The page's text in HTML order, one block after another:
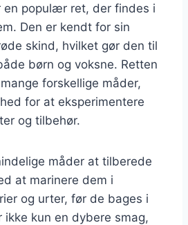
en populær ret, der findes i
Den er kendt for sin
skind, hvilket gør den til
børn og voksne. Retten
forskellige måder,
for at eksperimentere
og tilbehør.
måder at tilberede
at marinere dem i
og urter, før de bages i
ikke kun en dybere smag,